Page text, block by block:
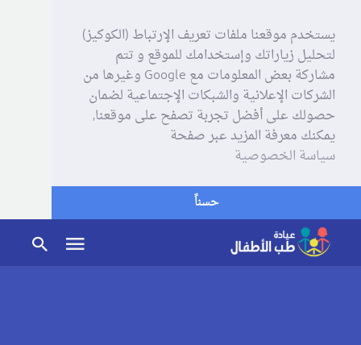
يستخدم موقعنا ملفات تعريف الإرتباط (الكوكيز)
لتحليل زياراتك وإستخدامك للموقع و تتم
مشاركة بعض المعلومات مع Google وغيرها من
الشركات الإعلانية والشبكات الإجتماعية لضمان
حصولك على أفضل تجربة تصفح على موقعنا,
يمكنك معرفة المزيد عبر صفحة
سياسة الخصوصية
حسناً